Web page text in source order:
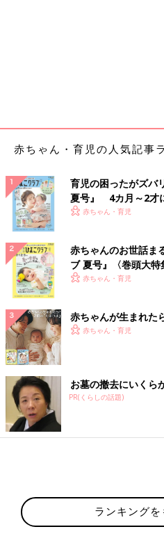
赤ちゃん・育児の人気記事
育児の困ったがズバ
夏号』 4カ月～2才
いっぱい！
赤ちゃん・育児
赤ちゃんのお世話ま
ブ 夏号』〈巻頭大
く！ おっぱい・ミル
赤ちゃん・育児
赤ちゃんが生まれた
赤ちゃん・育児
お墓の撤去にいくら
PR(くらしの話題)
ランキングを